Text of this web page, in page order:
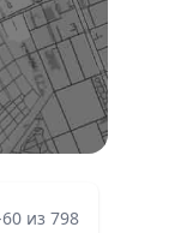
из 798